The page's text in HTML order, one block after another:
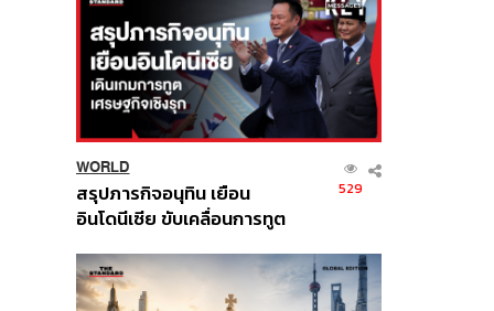
WORLD
สรุปภารกิจอนุทิน เยือน
อินโดนีเซีย ขับเคลื่อนการทูต
ส่วนยุทธศาสตร์ไทย –
อินโดนีเซีย
529